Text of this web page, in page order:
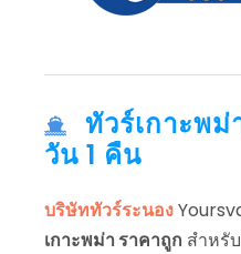
ทัวร์เกาะพม่
วัน 1 คืน
บริษัททัวร์ระนอง
เกาะพม่า ราคาถูก สำหรั